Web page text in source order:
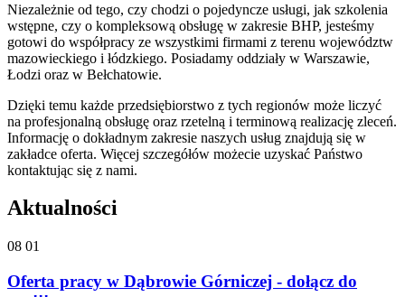
Niezależnie od tego, czy chodzi o pojedyncze usługi, jak szkolenia
wstępne, czy o kompleksową obsługę w zakresie BHP, jesteśmy
gotowi do współpracy ze wszystkimi firmami z terenu województw
mazowieckiego i łódzkiego. Posiadamy oddziały w Warszawie,
Łodzi oraz w Bełchatowie.
Dzięki temu każde przedsiębiorstwo z tych regionów może liczyć
na profesjonalną obsługę oraz rzetelną i terminową realizację zleceń.
Informację o dokładnym zakresie naszych usług znajdują się w
zakładce oferta. Więcej szczegółów możecie uzyskać Państwo
kontaktując się z nami.
Aktualności
08 01
Oferta pracy w Dąbrowie Górniczej - dołącz do